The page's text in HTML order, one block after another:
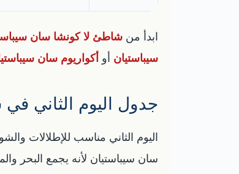
ابدأ من شاطئ لا كونشا سان
سيباستيان أو أكواريوم سان
جدول اليوم الثاني
اليوم الثاني مناسب للإطلالات
سان سيباستيان لأنه يجمع البحر